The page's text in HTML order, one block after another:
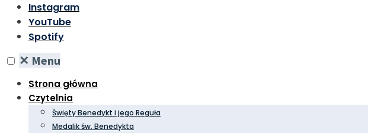
Instagram
YouTube
Spotify
✕ Menu
Strona główna
Czytelnia
Święty Benedykt i jego Reguła
Medalik św. Benedykta